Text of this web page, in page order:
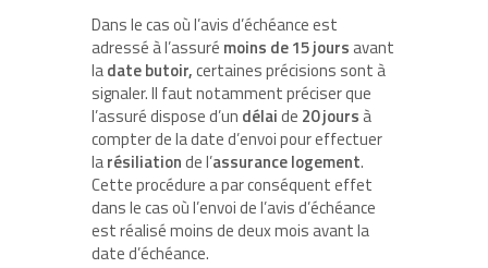
Dans le cas où l’avis d’échéance est
adressé à l’assuré moins de15jours avant
ladatebutoir,certaines précisions sont à
signaler. Il faut notamment préciser que
l’assuré dispose d’un délaide 20jours à
compter de la date d’envoi pour effectuer
larésiliationde l’assurancelogement.
Cette procédure a par conséquent effet
dans le cas où l’envoi de l’avis d’échéance
est réalisé moins de deux mois avant la
date d’échéance.